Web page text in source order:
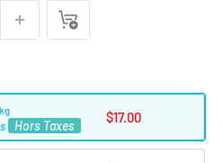
Hors Taxes
$17.00